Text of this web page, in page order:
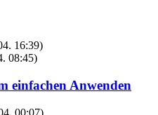
16:39)
08:45)
einfachen Anwenden
00:07)